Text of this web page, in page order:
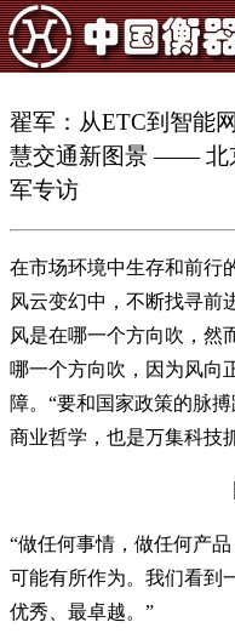
翟军：从ETC到智能
慧交通新图景 —— 北
军专访
在市场环境中生存和前行
风云变幻中，不断找寻前
风是在哪一个方向吹，然
哪一个方向吹，因为风向
障。“要和国家政策的脉
商业哲学，也是万集科技
“做任何事情，做任何产
可能有所作为。我们看到
优秀、最卓越。”